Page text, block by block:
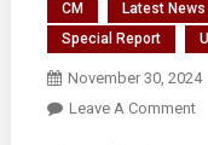
CM Latest News
Special Report
November 30, 2024
Leave A CommentOn